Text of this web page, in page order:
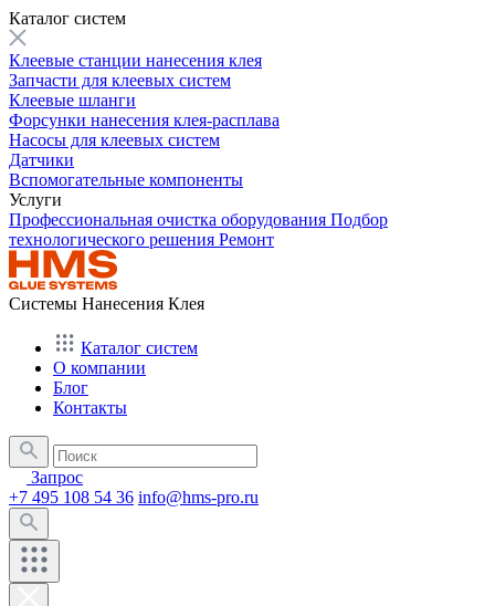
Каталог систем
Клеевые станции нанесения клея
Запчасти для клеевых систем
Клеевые шланги
Форсунки нанесения клея-расплава
Насосы для клеевых систем
Датчики
Вспомогательные компоненты
Услуги
Профессиональная очистка оборудования Подбор
технологического решения Ремонт
Системы Нанесения Клея
Каталог систем
О компании
Блог
Контакты
Запрос
+7 495 108 54 36 info@hms-pro.ru